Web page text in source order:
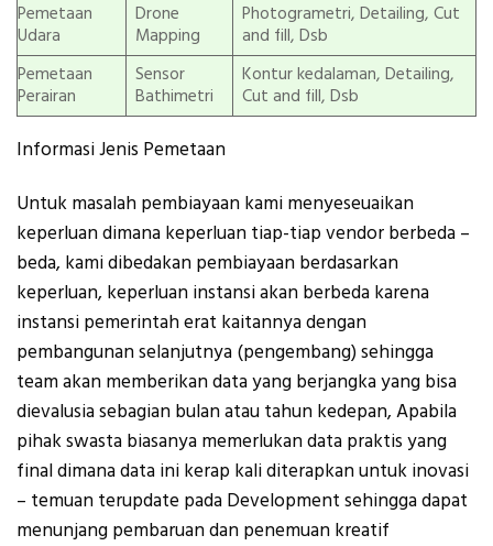
Pemetaan
Udara
Drone
Mapping
Photogrametri, Detailing, Cut
and fill, Dsb
Pemetaan
Perairan
Sensor
Bathimetri
Kontur kedalaman, Detailing,
Cut and fill, Dsb
Informasi Jenis Pemetaan
Untuk masalah pembiayaan kami menyeseuaikan
keperluan dimana keperluan tiap-tiap vendor berbeda –
beda, kami dibedakan pembiayaan berdasarkan
keperluan, keperluan instansi akan berbeda karena
instansi pemerintah erat kaitannya dengan
pembangunan selanjutnya (pengembang) sehingga
team akan memberikan data yang berjangka yang bisa
dievalusia sebagian bulan atau tahun kedepan, Apabila
pihak swasta biasanya memerlukan data praktis yang
final dimana data ini kerap kali diterapkan untuk inovasi
– temuan terupdate pada Development sehingga dapat
menunjang pembaruan dan penemuan kreatif